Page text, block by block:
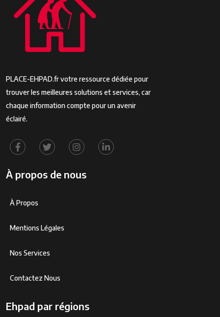
PLACE-EHPAD.fr votre ressource dédiée pour
trouver les meilleures solutions et services, car
chaque information compte pour un avenir
éclairé.
À propos de nous
À Propos
Mentions Légales
Nos Services
Contactez Nous
Ehpad par régions